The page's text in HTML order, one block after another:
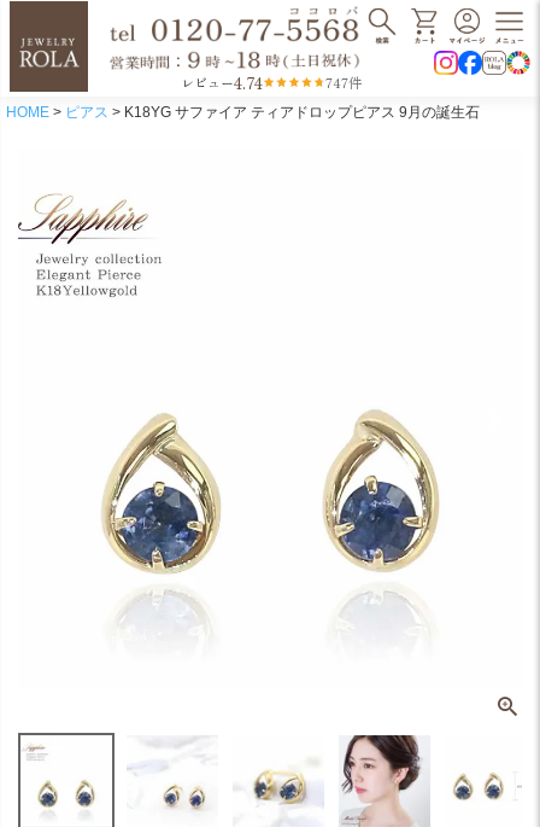
レビュー4.74 747件
HOME ピアス K18YG サファイア ティアドロップピアス 9月の誕生石